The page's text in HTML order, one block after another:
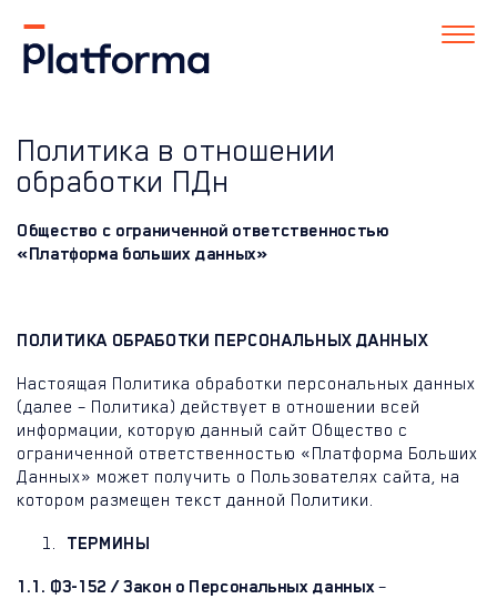
Политика в отношении
обработки ПДн
Общество с ограниченной ответственностью
«Платформа больших данных»
ПОЛИТИКА ОБРАБОТКИ ПЕРСОНАЛЬНЫХ ДАННЫХ
Настоящая Политика обработки персональных данных
(далее – Политика) действует в отношении всей
информации, которую данный сайт Общество с
ограниченной ответственностью «Платформа Больших
Данных» может получить о Пользователях сайта, на
котором размещен текст данной Политики.
ТЕРМИНЫ
1.1. ФЗ-152 / Закон о Персональных данных–